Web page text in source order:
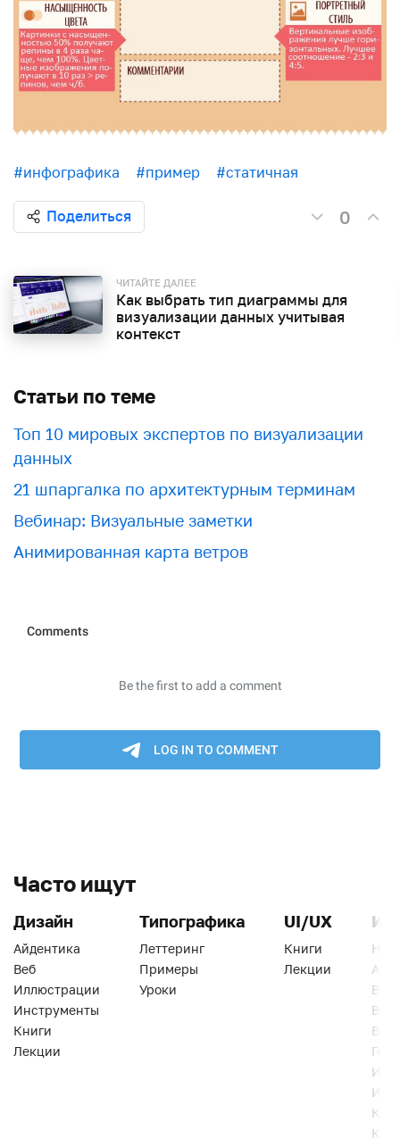
#инфографика #пример #статичная
Поделиться 0
ЧИТАЙТЕ ДАЛЕЕ
Как выбрать тип диаграммы для
визуализации данных учитывая
контекст
Статьи по теме
Топ 10 мировых экспертов по визуализации
данных
21 шпаргалка по архитектурным терминам
Вебинар: Визуальные заметки
Анимированная карта ветров
Часто ищут
Дизайн
Айдентика
Веб
Иллюстрации
Инструменты
Книги
Лекции
Типографика
Леттеринг
Примеры
Уроки
UI/UX
Книги
Лекции
Веб